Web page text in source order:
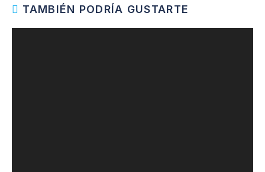
TAMBIÉN PODRÍA GUSTARTE